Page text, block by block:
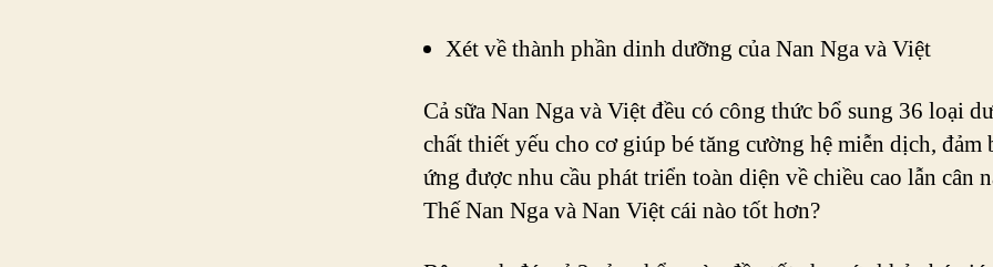
Xét về thành phần dinh dưỡng của Nan Nga và Việt
Cả sữa Nan Nga và Việt đều có công thức bổ sung 36 loại
chất thiết yếu cho cơ giúp bé tăng cường hệ miễn dịch, đảm
ứng được nhu cầu phát triển toàn diện về chiều cao lẫn cân
Thế Nan Nga và Nan Việt cái nào tốt hơn?